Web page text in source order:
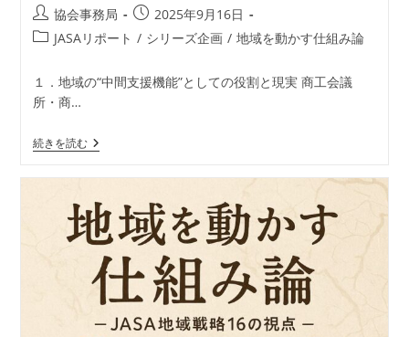
か？」
投
稿
協会事務局
投
稿
日:
2025年9月16日
投
カ
テ
ゴ
ー:
JASAリポート / シリーズ企画 / 地域を動かす仕組み論
１．地域の“中間支援機能”としての役割と現実 商工会議
所・商…
続きを読む地
域
か
す
仕
組
論
―
JASA